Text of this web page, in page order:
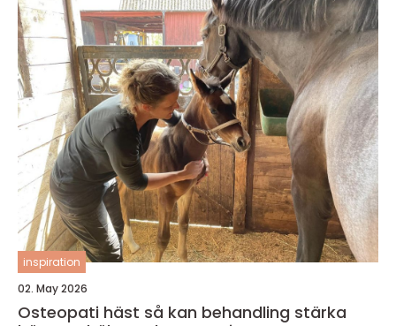
inspiration
02. May 2026
Osteopati häst så kan behandling stärka